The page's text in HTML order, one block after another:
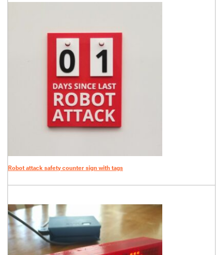
Robot attack safety counter sign with tags